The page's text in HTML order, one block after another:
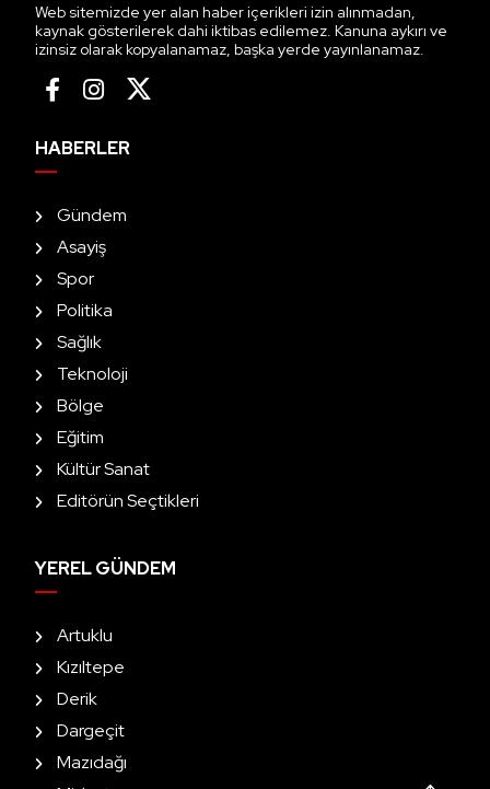
Web sitemizde yer alan haber içerikleri izin alınmadan,
kaynak gösterilerek dahi iktibas edilemez. Kanuna aykırı ve
izinsiz olarak kopyalanamaz, başka yerde yayınlanamaz.
HABERLER
Gündem
Asayiş
Spor
Politika
Sağlık
Teknoloji
Bölge
Eğitim
Kültür Sanat
Editörün Seçtikleri
YEREL GÜNDEM
Artuklu
Kızıltepe
Derik
Dargeçit
Mazıdağı